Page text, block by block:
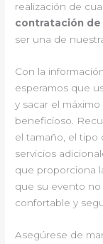
realización de
contratación de
ser una de
Con la
esperamos que
y sacar el
beneficioso.
el tamaño, el tipo
servicios
que proporciona
que su evento no
confortable y
Asegúrese de